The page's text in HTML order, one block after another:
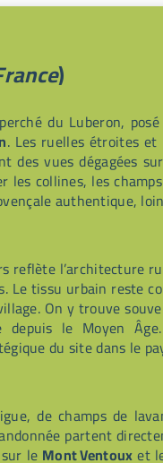
)
du Luberon,
. Les ruelles étroites
des vues dégagées
les collines, les
authentique,
reflète l’architecture
Le tissu urbain reste
On y trouve
depuis le Moyen
du site dans le
de champs de
partent
leMont Ventouxet